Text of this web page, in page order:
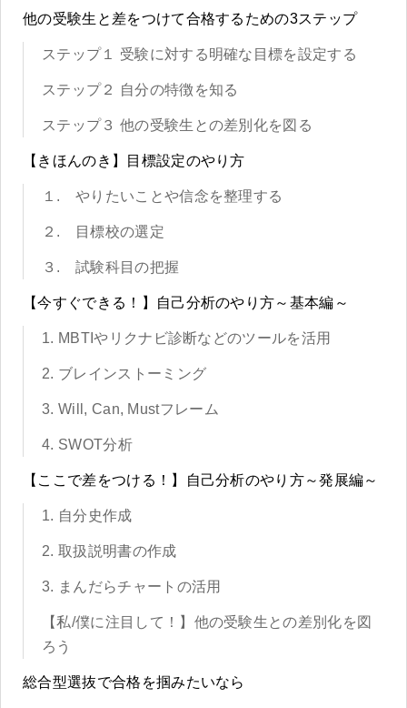
他の受験生と差をつけて合格するための3ステップ
ステップ１ 受験に対する明確な目標を設定する
ステップ２ 自分の特徴を知る
ステップ３ 他の受験生との差別化を図る
【きほんのき】目標設定のやり方
１. やりたいことや信念を整理する
２. 目標校の選定
３. 試験科目の把握
【今すぐできる！】自己分析のやり方～基本編～
1. MBTIやリクナビ診断などのツールを活用
2. ブレインストーミング
3. Will, Can, Mustフレーム
4. SWOT分析
【ここで差をつける！】自己分析のやり方～発展編～
1. 自分史作成
2. 取扱説明書の作成
3. まんだらチャートの活用
【私/僕に注目して！】他の受験生との差別化を図
ろう
総合型選抜で合格を掴みたいなら